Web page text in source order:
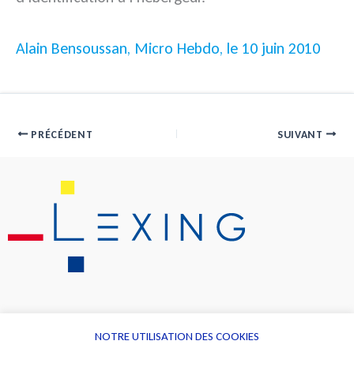
Alain Bensoussan, Micro Hebdo, le 10 juin 2010
PRÉCÉDENT SUIVANT
NOTRE UTILISATION DES COOKIES